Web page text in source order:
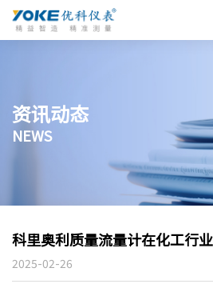
资讯动态
NEWS
科里奥利质量流量计在化工行
2025-02-26